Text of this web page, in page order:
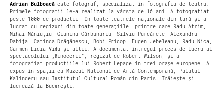
Adrian Bulboacă este fotograf, specializat în fotografia de teatru.
Primele fotografii le-a realizat la vârsta de 16 ani. A fotografiat
peste 1000 de producții în toate teatrele naționale din țară și a
lucrat cu regizori din toate generațiile, printre care Radu Afrim,
Mihai Măniuțiu, Gianina Cărbunariu, Silviu Purcărete, Alexandru
Dabija, Catinca Drăgănescu, Bobi Pricop, Eugen Jebeleanu, Radu Nica,
Carmen Lidia Vidu și alții. A documentat întregul proces de lucru al
spectacolului „Rinocerii”, regizat de Robert Wilson, și a
fotografiat producțiile lui Robert Lepage în trei orașe europene. A
expus în spații ca Muzeul Național de Artă Contemporană, Palatul
Kalinderu sau Institutul Cultural Român din Paris. Trăiește și
lucrează la București.